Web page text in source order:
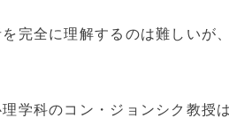
完全に理解するのは難しいが
学科のコン・ジョンシク教授